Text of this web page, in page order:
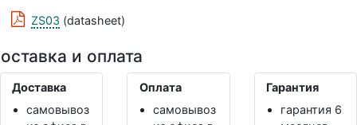
ZS03 (datasheet)
и оплата
Доставка
самовывоз
Оплата
самовывоз
Гарантия
гарантия 6